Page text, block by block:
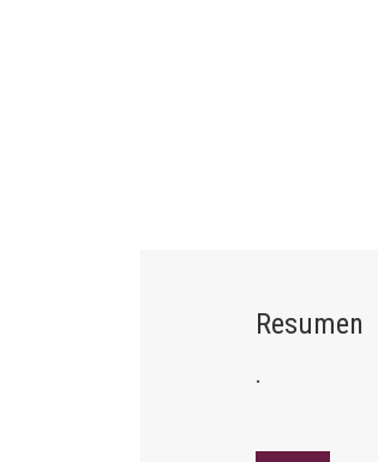
Resumen
.